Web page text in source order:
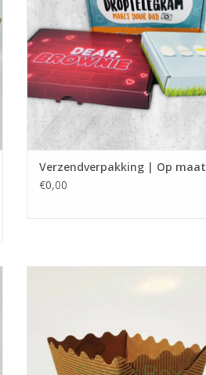
Verzendverpakking | Op maat
€0,00